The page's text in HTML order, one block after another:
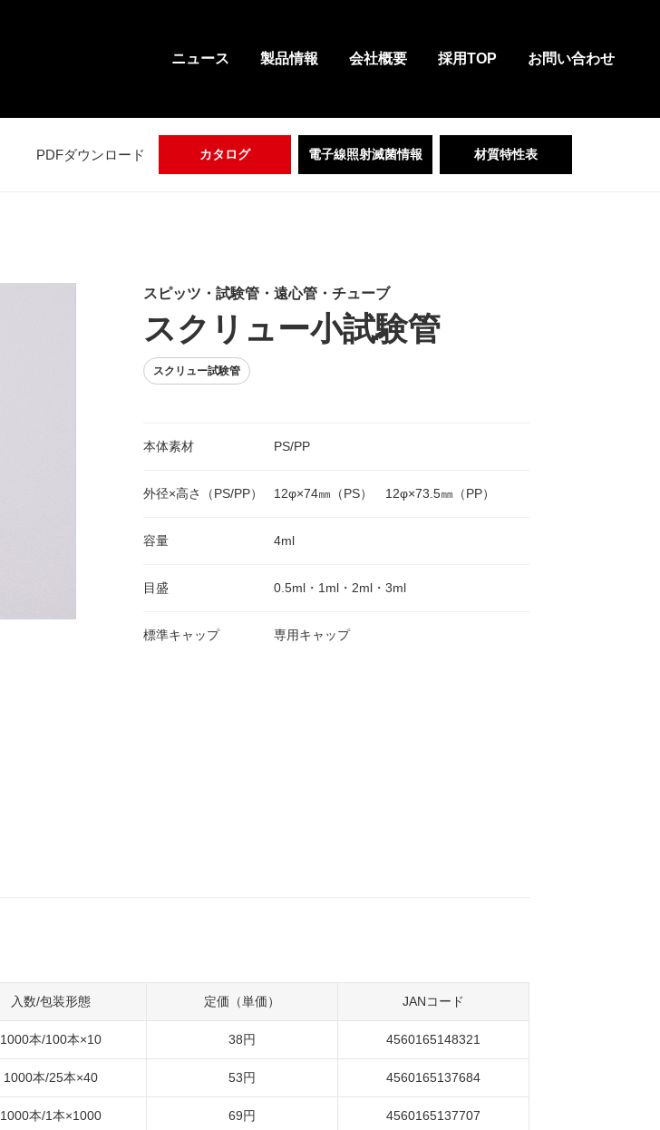
ニュース 製品情報 会社概要 採用TOP お問い合わせ
PDFダウンロード カタログ 電子線照射滅菌情報 材質特性表
スピッツ・試験管・遠心管・チューブ
スクリュー小試験管
スクリュー試験管
本体素材 PS/PP
外径×高さ（PS/PP） 12φ×74㎜（PS） 12φ×73.5㎜（PP）
容量 4ml
目盛 0.5ml・1ml・2ml・3ml
標準キャップ 専用キャップ
入数/包装形態 定価（単価） JANコード
1000本/100本×10 38円 4560165148321
1000本/25本×40 53円 4560165137684
1000本/1本×1000 69円 4560165137707